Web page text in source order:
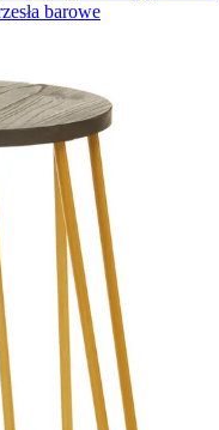
barowe